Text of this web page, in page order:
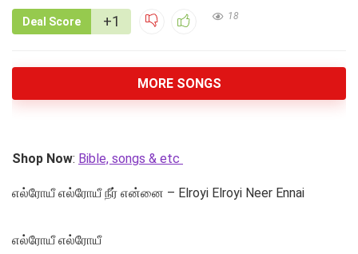
Deal Score +1 18
MORE SONGS
Shop Now: Bible, songs & etc
எல்ரோயீ எல்ரோயீ நீர் என்னை – Elroyi Elroyi Neer Ennai
எல்ரோயீ எல்ரோயீ